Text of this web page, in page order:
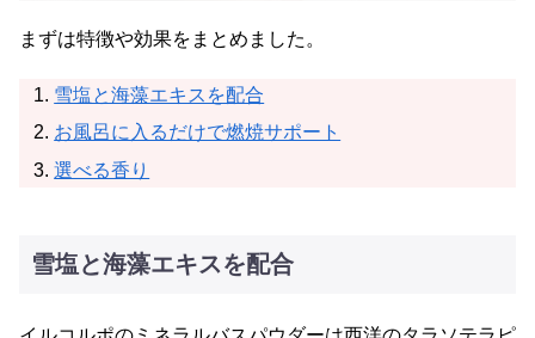
まずは特徴や効果をまとめました。
雪塩と海藻エキスを配合
お風呂に入るだけで燃焼サポート
選べる香り
雪塩と海藻エキスを配合